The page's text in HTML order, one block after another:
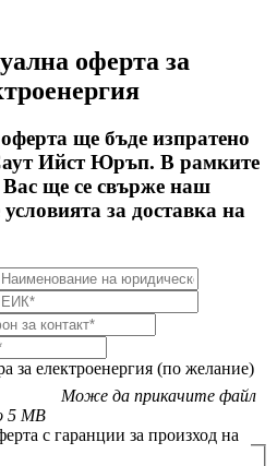
оферта за
ще бъде изпратено
Ийст Юръп. В рамките
ще се свърже наш
за доставка на
за електроенергия (по желание)
Може да прикачите файл
5 MB
с гаранции за произход на